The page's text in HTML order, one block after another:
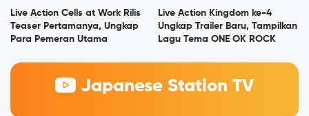
Live Action Cells at Work Rilis
Teaser Pertamanya, Ungkap
Para Pemeran Utama
Live Action Kingdom ke-4
Ungkap Trailer Baru, Tampilkan
Lagu Tema ONE OK ROCK
Japanese Station TV